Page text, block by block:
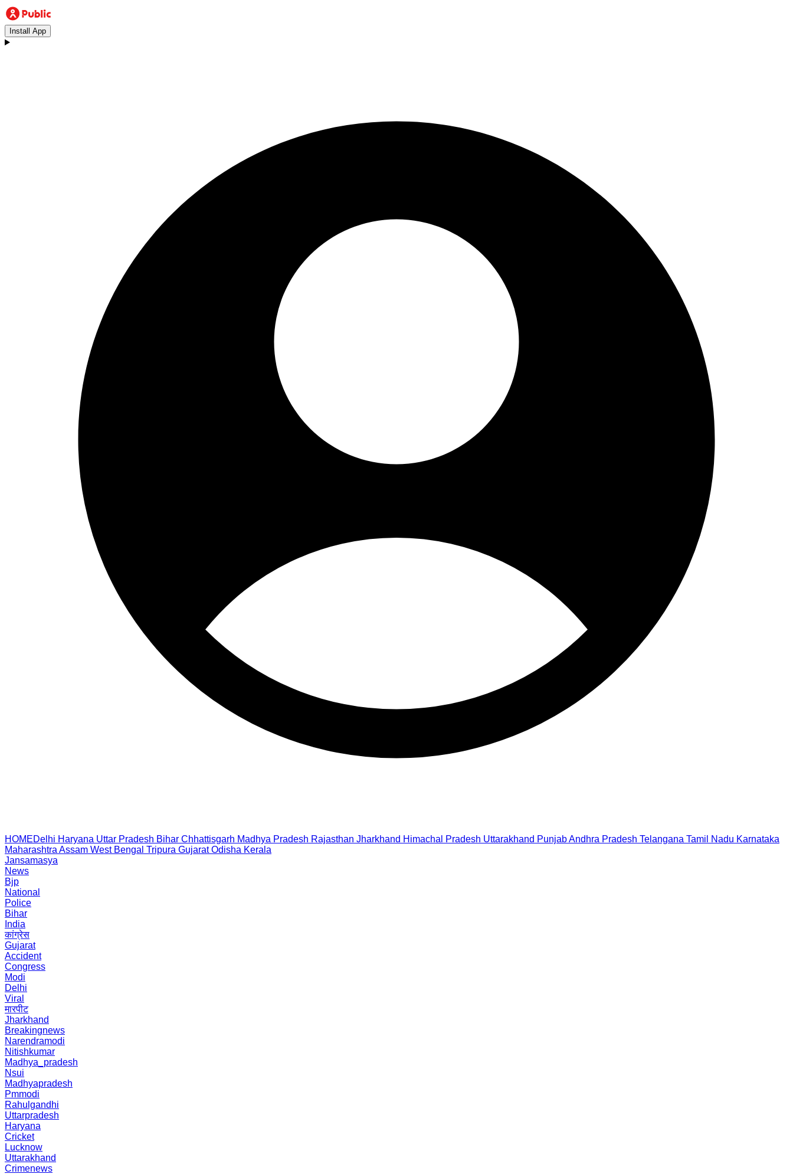
Install App
HOMEDelhi Haryana Uttar Pradesh Bihar Chhattisgarh Madhya Pradesh Rajasthan Jharkhand Himachal Pradesh Uttarakhand PunjabAndhra Pradesh Telangana Tamil Nadu Karnataka
Maharashtra Assam West Bengal Tripura Gujarat Odisha Kerala
Jansamasya
News
Bjp
National
Police
Bihar
India
कांग्रेस
Gujarat
Accident
Congress
Modi
Delhi
Viral
मारपीट
Jharkhand
Breakingnews
Narendramodi
Nitishkumar
Madhya_pradesh
Nsui
Madhyapradesh
Pmmodi
Rahulgandhi
Uttarpradesh
Haryana
Cricket
Lucknow
Uttarakhand
Crimenews